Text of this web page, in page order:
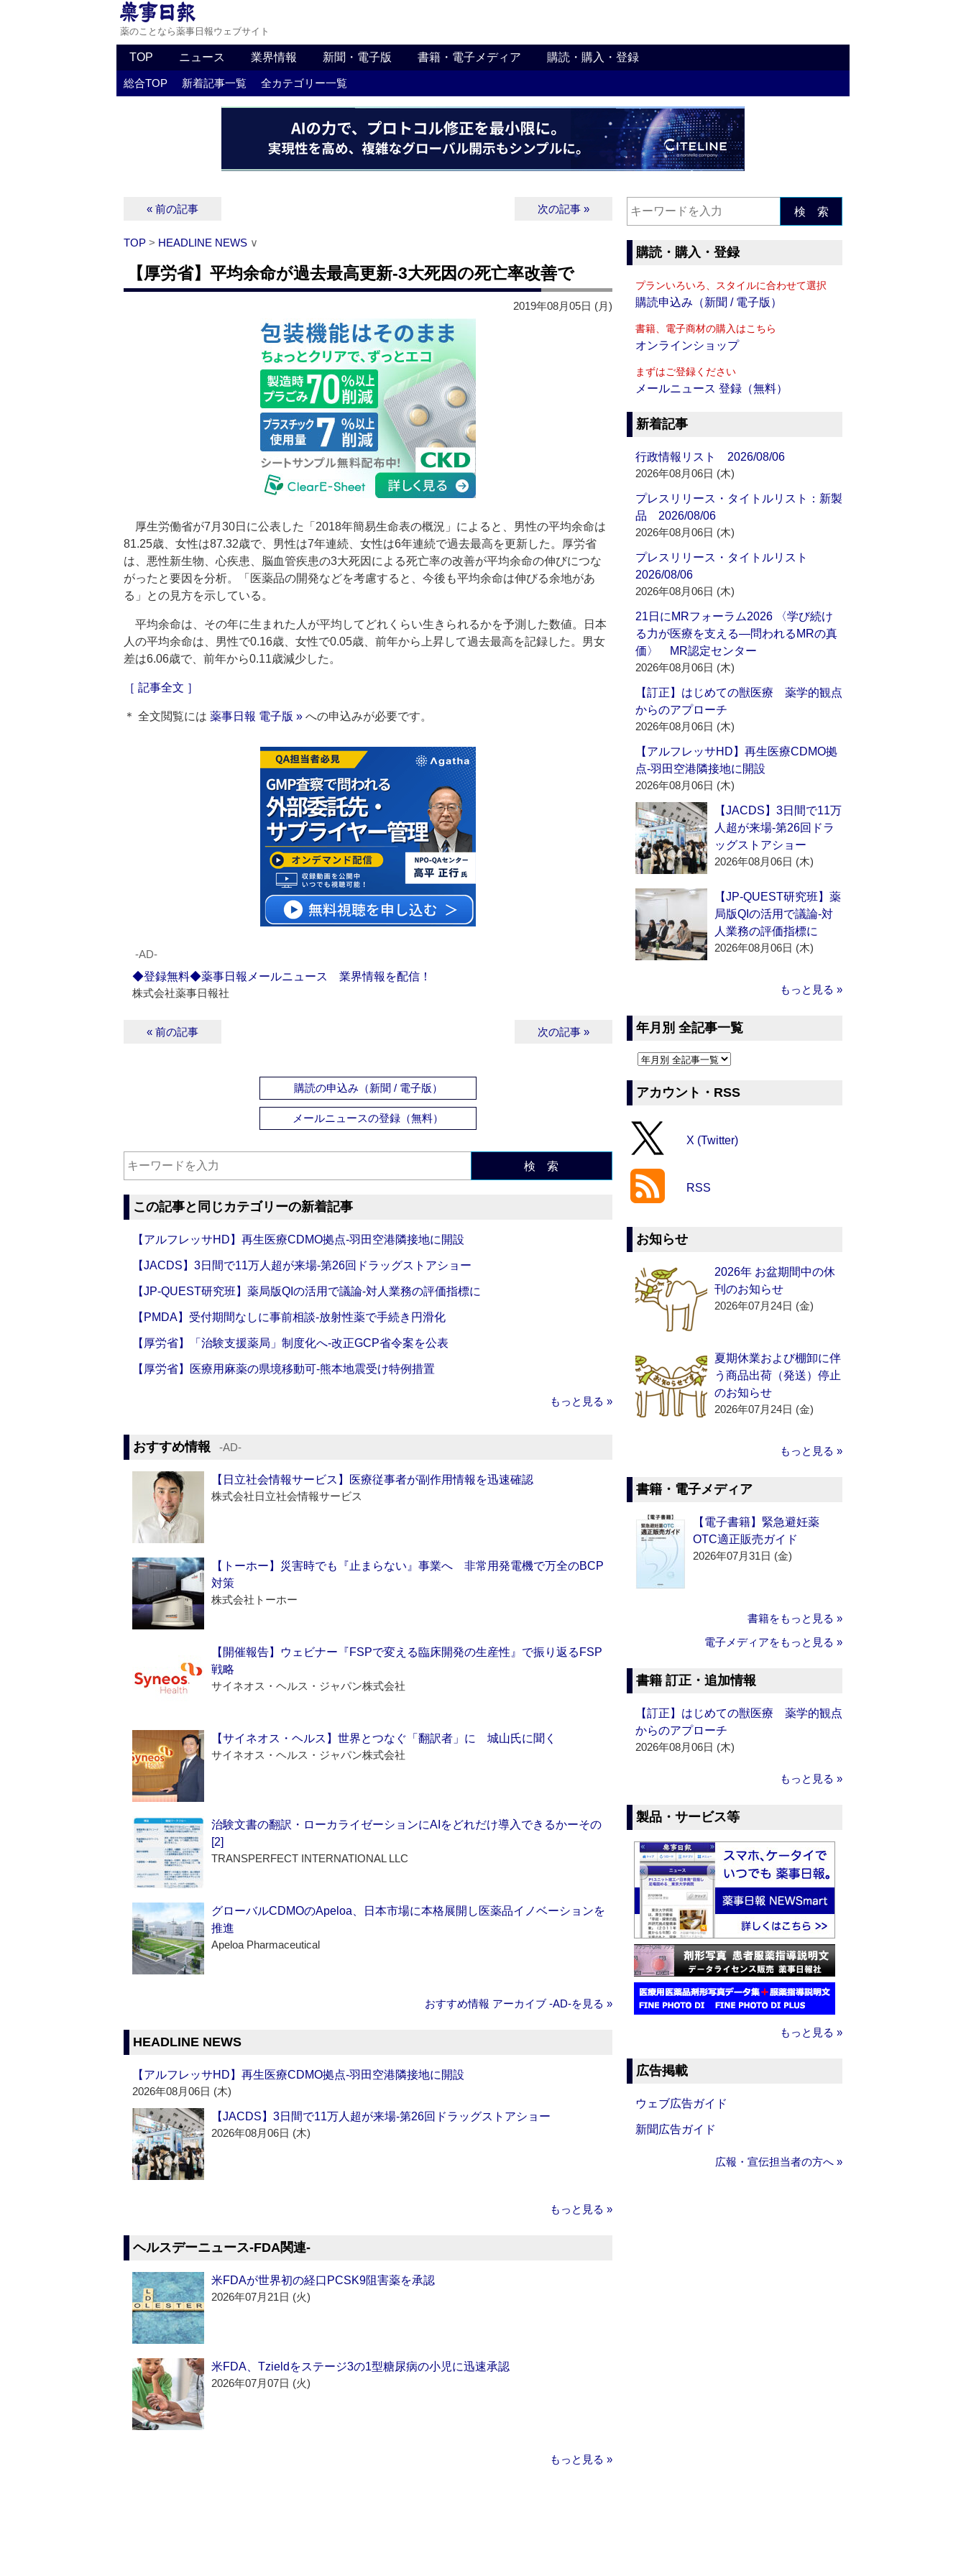
薬のことなら薬事日報ウェブサイト
TOP ニュース 業界情報 新聞・電子版 書籍・電子メディア 購読・購入・登録
総合TOP 新着記事一覧 全カテゴリー一覧
« 前の記事 次の記事 »
TOP > HEADLINE NEWS ∨
【厚労省】平均余命が過去最高更新‐3大死因の死亡率改善で
2019年08月05日 (月)
厚生労働省が7月30日に公表した「2018年簡易生命表の概況」によると、男性の平均余命は
81.25歳、女性は87.32歳で、男性は7年連続、女性は6年連続で過去最高を更新した。厚労省
は、悪性新生物、心疾患、脳血管疾患の3大死因による死亡率の改善が平均余命の伸びにつな
がったと要因を分析。「医薬品の開発などを考慮すると、今後も平均余命は伸びる余地があ
る」との見方を示している。
平均余命は、その年に生まれた人が平均してどれくらい生きられるかを予測した数値。日本
人の平均余命は、男性で0.16歳、女性で0.05歳、前年から上昇して過去最高を記録した。男女
差は6.06歳で、前年から0.11歳減少した。
［ 記事全文 ］
＊ 全文閲覧には 薬事日報 電子版 » への申込みが必要です。
‐AD‐
◆登録無料◆薬事日報メールニュース 業界情報を配信！
株式会社薬事日報社
« 前の記事 次の記事 »
購読の申込み（新聞 / 電子版）
メールニュースの登録（無料）
検 索
この記事と同じカテゴリーの新着記事
【アルフレッサHD】再生医療CDMO拠点‐羽田空港隣接地に開設
【JACDS】3日間で11万人超が来場‐第26回ドラッグストアショー
【JP-QUEST研究班】薬局版QIの活用で議論‐対人業務の評価指標に
【PMDA】受付期間なしに事前相談‐放射性薬で手続き円滑化
【厚労省】「治験支援薬局」制度化へ‐改正GCP省令案を公表
【厚労省】医療用麻薬の県境移動可‐熊本地震受け特例措置
もっと見る »
おすすめ情報 ‐AD‐
【日立社会情報サービス】医療従事者が副作用情報を迅速確認
株式会社日立社会情報サービス
【トーホー】災害時でも『止まらない』事業へ 非常用発電機で万全のBCP
対策
株式会社トーホー
【開催報告】ウェビナー『FSPで変える臨床開発の生産性』で振り返るFSP
戦略
サイネオス・ヘルス・ジャパン株式会社
【サイネオス・ヘルス】世界とつなぐ「翻訳者」に 城山氏に聞く
サイネオス・ヘルス・ジャパン株式会社
治験文書の翻訳・ローカライゼーションにAIをどれだけ導入できるかーその
[2]
TRANSPERFECT INTERNATIONAL LLC
グローバルCDMOのApeloa、日本市場に本格展開し医薬品イノベーションを
推進
Apeloa Pharmaceutical
おすすめ情報 アーカイブ ‐AD‐を見る »
HEADLINE NEWS
【アルフレッサHD】再生医療CDMO拠点‐羽田空港隣接地に開設
2026年08月06日 (木)
【JACDS】3日間で11万人超が来場‐第26回ドラッグストアショー
2026年08月06日 (木)
もっと見る »
ヘルスデーニュース‐FDA関連‐
米FDAが世界初の経口PCSK9阻害薬を承認
2026年07月21日 (火)
米FDA、Tzieldをステージ3の1型糖尿病の小児に迅速承認
2026年07月07日 (火)
もっと見る »
検 索
購読・購入・登録
プランいろいろ、スタイルに合わせて選択
購読申込み（新聞 / 電子版）
書籍、電子商材の購入はこちら
オンラインショップ
まずはご登録ください
メールニュース 登録（無料）
新着記事
行政情報リスト 2026/08/06
2026年08月06日 (木)
プレスリリース・タイトルリスト：新製
品 2026/08/06
2026年08月06日 (木)
プレスリリース・タイトルリスト
2026/08/06
2026年08月06日 (木)
21日にMRフォーラム2026 〈学び続け
る力が医療を支える―問われるMRの真
価〉 MR認定センター
2026年08月06日 (木)
【訂正】はじめての獣医療 薬学的観点
からのアプローチ
2026年08月06日 (木)
【アルフレッサHD】再生医療CDMO拠
点‐羽田空港隣接地に開設
2026年08月06日 (木)
【JACDS】3日間で11万
人超が来場‐第26回ドラ
ッグストアショー
2026年08月06日 (木)
【JP-QUEST研究班】薬
局版QIの活用で議論‐対
人業務の評価指標に
2026年08月06日 (木)
もっと見る »
年月別 全記事一覧
アカウント・RSS
X (Twitter)
RSS
お知らせ
2026年 お盆期間中の休
刊のお知らせ
2026年07月24日 (金)
夏期休業および棚卸に伴
う商品出荷（発送）停止
のお知らせ
2026年07月24日 (金)
もっと見る »
書籍・電子メディア
【電子書籍】緊急避妊薬
OTC適正販売ガイド
2026年07月31日 (金)
書籍をもっと見る »
電子メディアをもっと見る »
書籍 訂正・追加情報
【訂正】はじめての獣医療 薬学的観点
からのアプローチ
2026年08月06日 (木)
もっと見る »
製品・サービス等
もっと見る »
広告掲載
ウェブ広告ガイド
新聞広告ガイド
広報・宣伝担当者の方へ »